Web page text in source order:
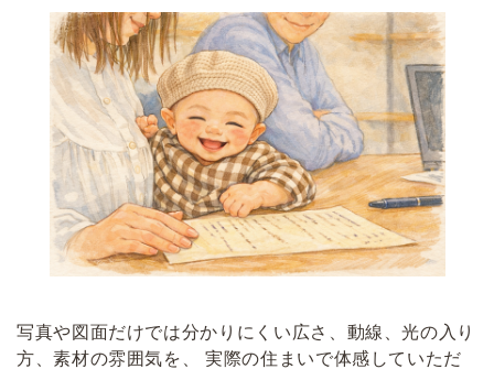
写真や図面だけでは分かりにくい広さ、動線、光の入り
方、素材の雰囲気を、 実際の住まいで体感していただ